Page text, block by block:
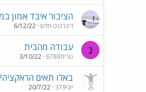
הציבור איבד אמון
דיברגנט חדש 6/12/22
נ עבודה מהבית
נורית6789 3/10/22
באלו תאים
יוגי379 20/7/22